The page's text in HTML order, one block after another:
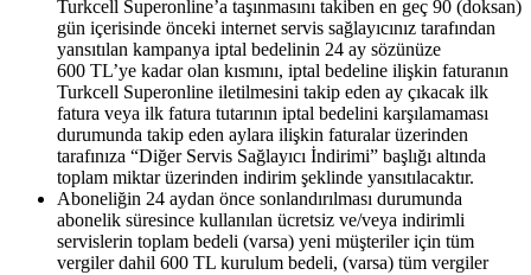
Turkcell Superonline’a taşınmasını takiben en geç 90 (doksan)
gün içerisinde önceki internet servis sağlayıcınız tarafından
yansıtılan kampanya iptal bedelinin 24 ay sözünüze
600 TL’ye kadar olan kısmını, iptal bedeline ilişkin faturanın
Turkcell Superonline iletilmesini takip eden ay çıkacak ilk
fatura veya ilk fatura tutarının iptal bedelini karşılamaması
durumunda takip eden aylara ilişkin faturalar üzerinden
tarafınıza “Diğer Servis Sağlayıcı İndirimi” başlığı altında
toplam miktar üzerinden indirim şeklinde yansıtılacaktır.
Aboneliğin 24 aydan önce sonlandırılması durumunda
abonelik süresince kullanılan ücretsiz ve/veya indirimli
servislerin toplam bedeli (varsa) yeni müşteriler için tüm
vergiler dahil 600 TL kurulum bedeli, (varsa) tüm vergiler